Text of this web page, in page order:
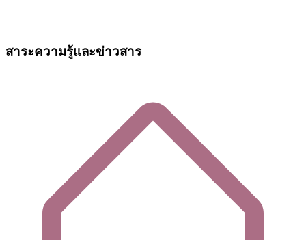
สาระความรู้และข่าวสาร